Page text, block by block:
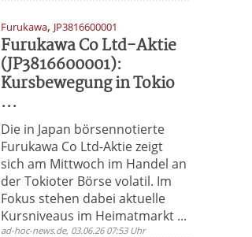
Furukawa, JP3816600001
Furukawa Co Ltd-Aktie
(JP3816600001):
Kursbewegung in Tokio
...
Die in Japan börsennotierte
Furukawa Co Ltd-Aktie zeigt
sich am Mittwoch im Handel an
der Tokioter Börse volatil. Im
Fokus stehen dabei aktuelle
Kursniveaus im Heimatmarkt ...
ad-hoc-news.de, 03.06.26 07:53 Uhr